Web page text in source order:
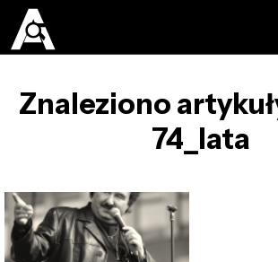
Znaleziono
74_lata